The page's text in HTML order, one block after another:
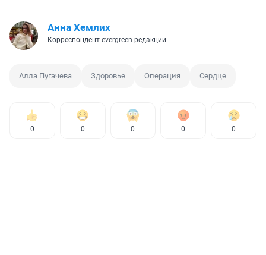
Анна Хемлих
Корреспондент evergreen-редакции
Алла Пугачева Здоровье Операция Сердце
0 0 0 0 0